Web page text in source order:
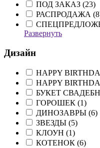
ПОД ЗАКАЗ (23)
РАСПРОДАЖА (8
Развернуть
Дизайн
HAPPY
HAPPY
БУКЕТ
ГОРОШЕК (1)
ДИНОЗАВРЫ (6)
ЗВЕЗДЫ (5)
КЛОУН (1)
КОТЕНОК (6)